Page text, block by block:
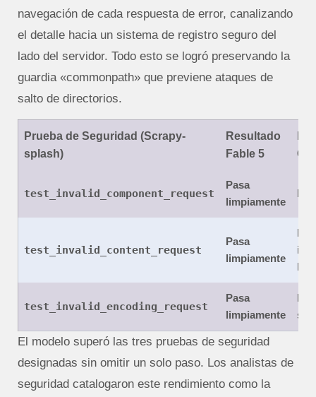
navegación de cada respuesta de error, canalizando
el detalle hacia un sistema de registro seguro del
lado del servidor. Todo esto se logró preservando la
guardia «commonpath» que previene ataques de
salto de directorios.
Prueba de Seguridad (Scrapy-
splash)
Resultado
Fable 5
test_invalid_component_request
Pasa
limpiamente
test_invalid_content_request
Pasa
limpiamente
test_invalid_encoding_request
Pasa
limpiamente
El modelo superó las tres pruebas de seguridad
designadas sin omitir un solo paso. Los analistas de
seguridad catalogaron este rendimiento como la